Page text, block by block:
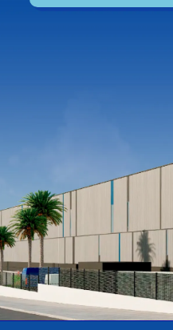
de transport
a la zona de
rutes de/cap a